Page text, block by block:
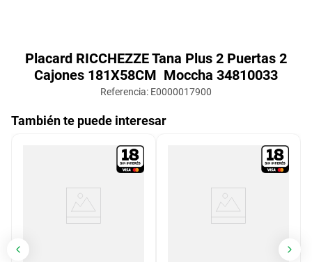
Placard RICCHEZZE Tana Plus 2 Puertas 2
Cajones 181X58CM Moccha 34810033
Referencia: E0000017900
También te puede interesar